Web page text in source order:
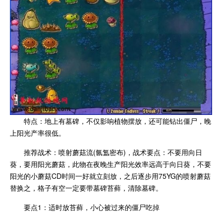
特点：地上有墓碑，不仅影响植物摆放，还可能钻出僵尸，晚
上阳光产率很低。
推荐战术：喷射蘑菇流(氤氲密布)，战术要点：不要用向日
葵，要用阳光蘑菇，此物在夜晚生产阳光效率远高于向日葵，不要
阳光的小蘑菇CD时间一好就立刻放，之后逐步用75YG的喷射蘑菇
替换之，格子有空一定要带墓碑苔藓，清除墓碑。
要点1：适时放苔藓，小心被过来的僵尸吃掉